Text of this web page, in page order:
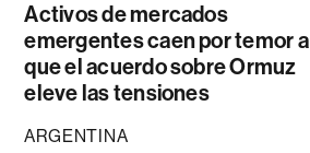
Activos de mercados
emergentes caen por temor a
que el acuerdo sobre Ormuz
eleve las tensiones
ARGENTINA